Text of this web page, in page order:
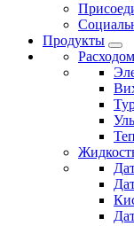
Продукты